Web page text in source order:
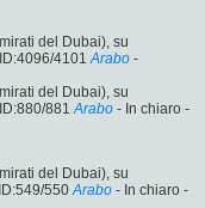
del Dubai), su
4101 Arabo -
del Dubai), su
881 Arabo - In chiaro -
del Dubai), su
550 Arabo - In chiaro -